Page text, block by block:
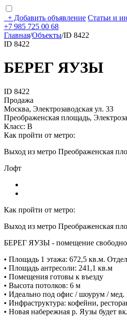
+ Добавить объявление Статьи и
+7 985 725 00 68
Главная/Объекты/ID 8422
ID 8422
БЕРЕГ ЯУЗЫ
ID 8422
Продажа
Москва, Электрозаводская ул. 33
Преображенская площадь,
Класс: В
Как пройти от метро:
Выход из метро Преображенская
Лофт
Как пройти от метро:
Выход из метро Преображенская
БЕРЕГ ЯУЗЫ - помещение
• Площадь 1 этажа: 672,5 кв.м.
• Площадь антресоли: 241,1 кв.м
• Помещения готовы к въезду
• Высота потолков: 6 м
• Идеально под офис / шоурум / мед.
• Инфраструктура: кофейни,
• Новая набережная р. Яузы будет